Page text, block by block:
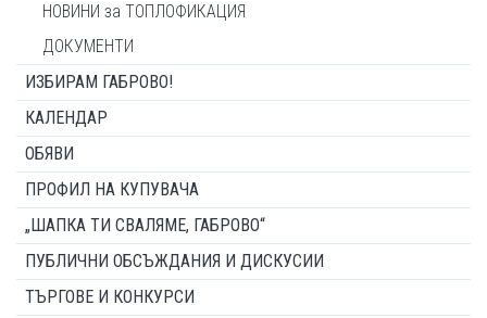
НОВИНИ за ТОПЛОФИКАЦИЯ
ДОКУМЕНТИ
ИЗБИРАМ ГАБРОВО!
КАЛЕНДАР
ОБЯВИ
ПРОФИЛ НА КУПУВАЧА
„ШАПКА ТИ СВАЛЯМЕ, ГАБРОВО“
ПУБЛИЧНИ ОБСЪЖДАНИЯ И ДИСКУСИИ
ТЪРГОВЕ И КОНКУРСИ